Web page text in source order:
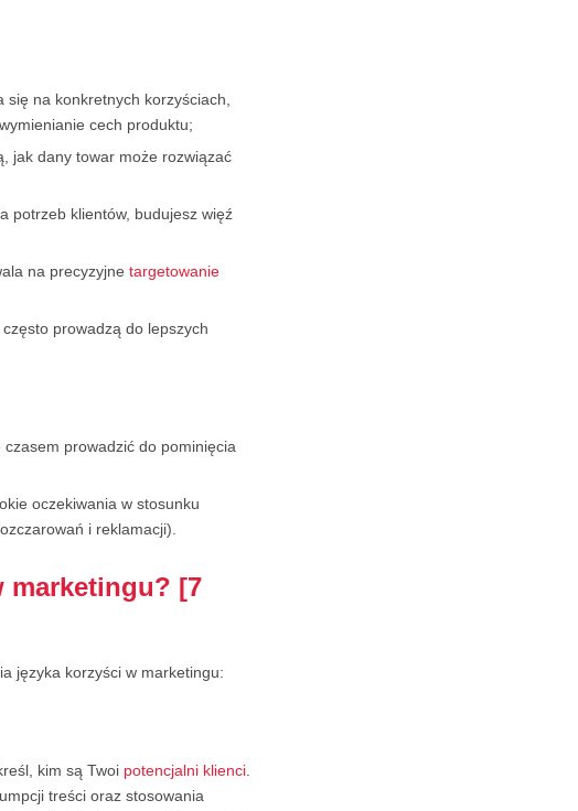
się na konkretnych korzyściach,
cech produktu;
jak dany towar może rozwiązać
potrzeb klientów, budujesz więź
na precyzyjne targetowanie
prowadzą do lepszych
czasem prowadzić do pominięcia
oczekiwania w stosunku
i reklamacji).
marketingu? [7
języka korzyści w marketingu:
kim są Twoi potencjalni klienci.
treści oraz stosowania